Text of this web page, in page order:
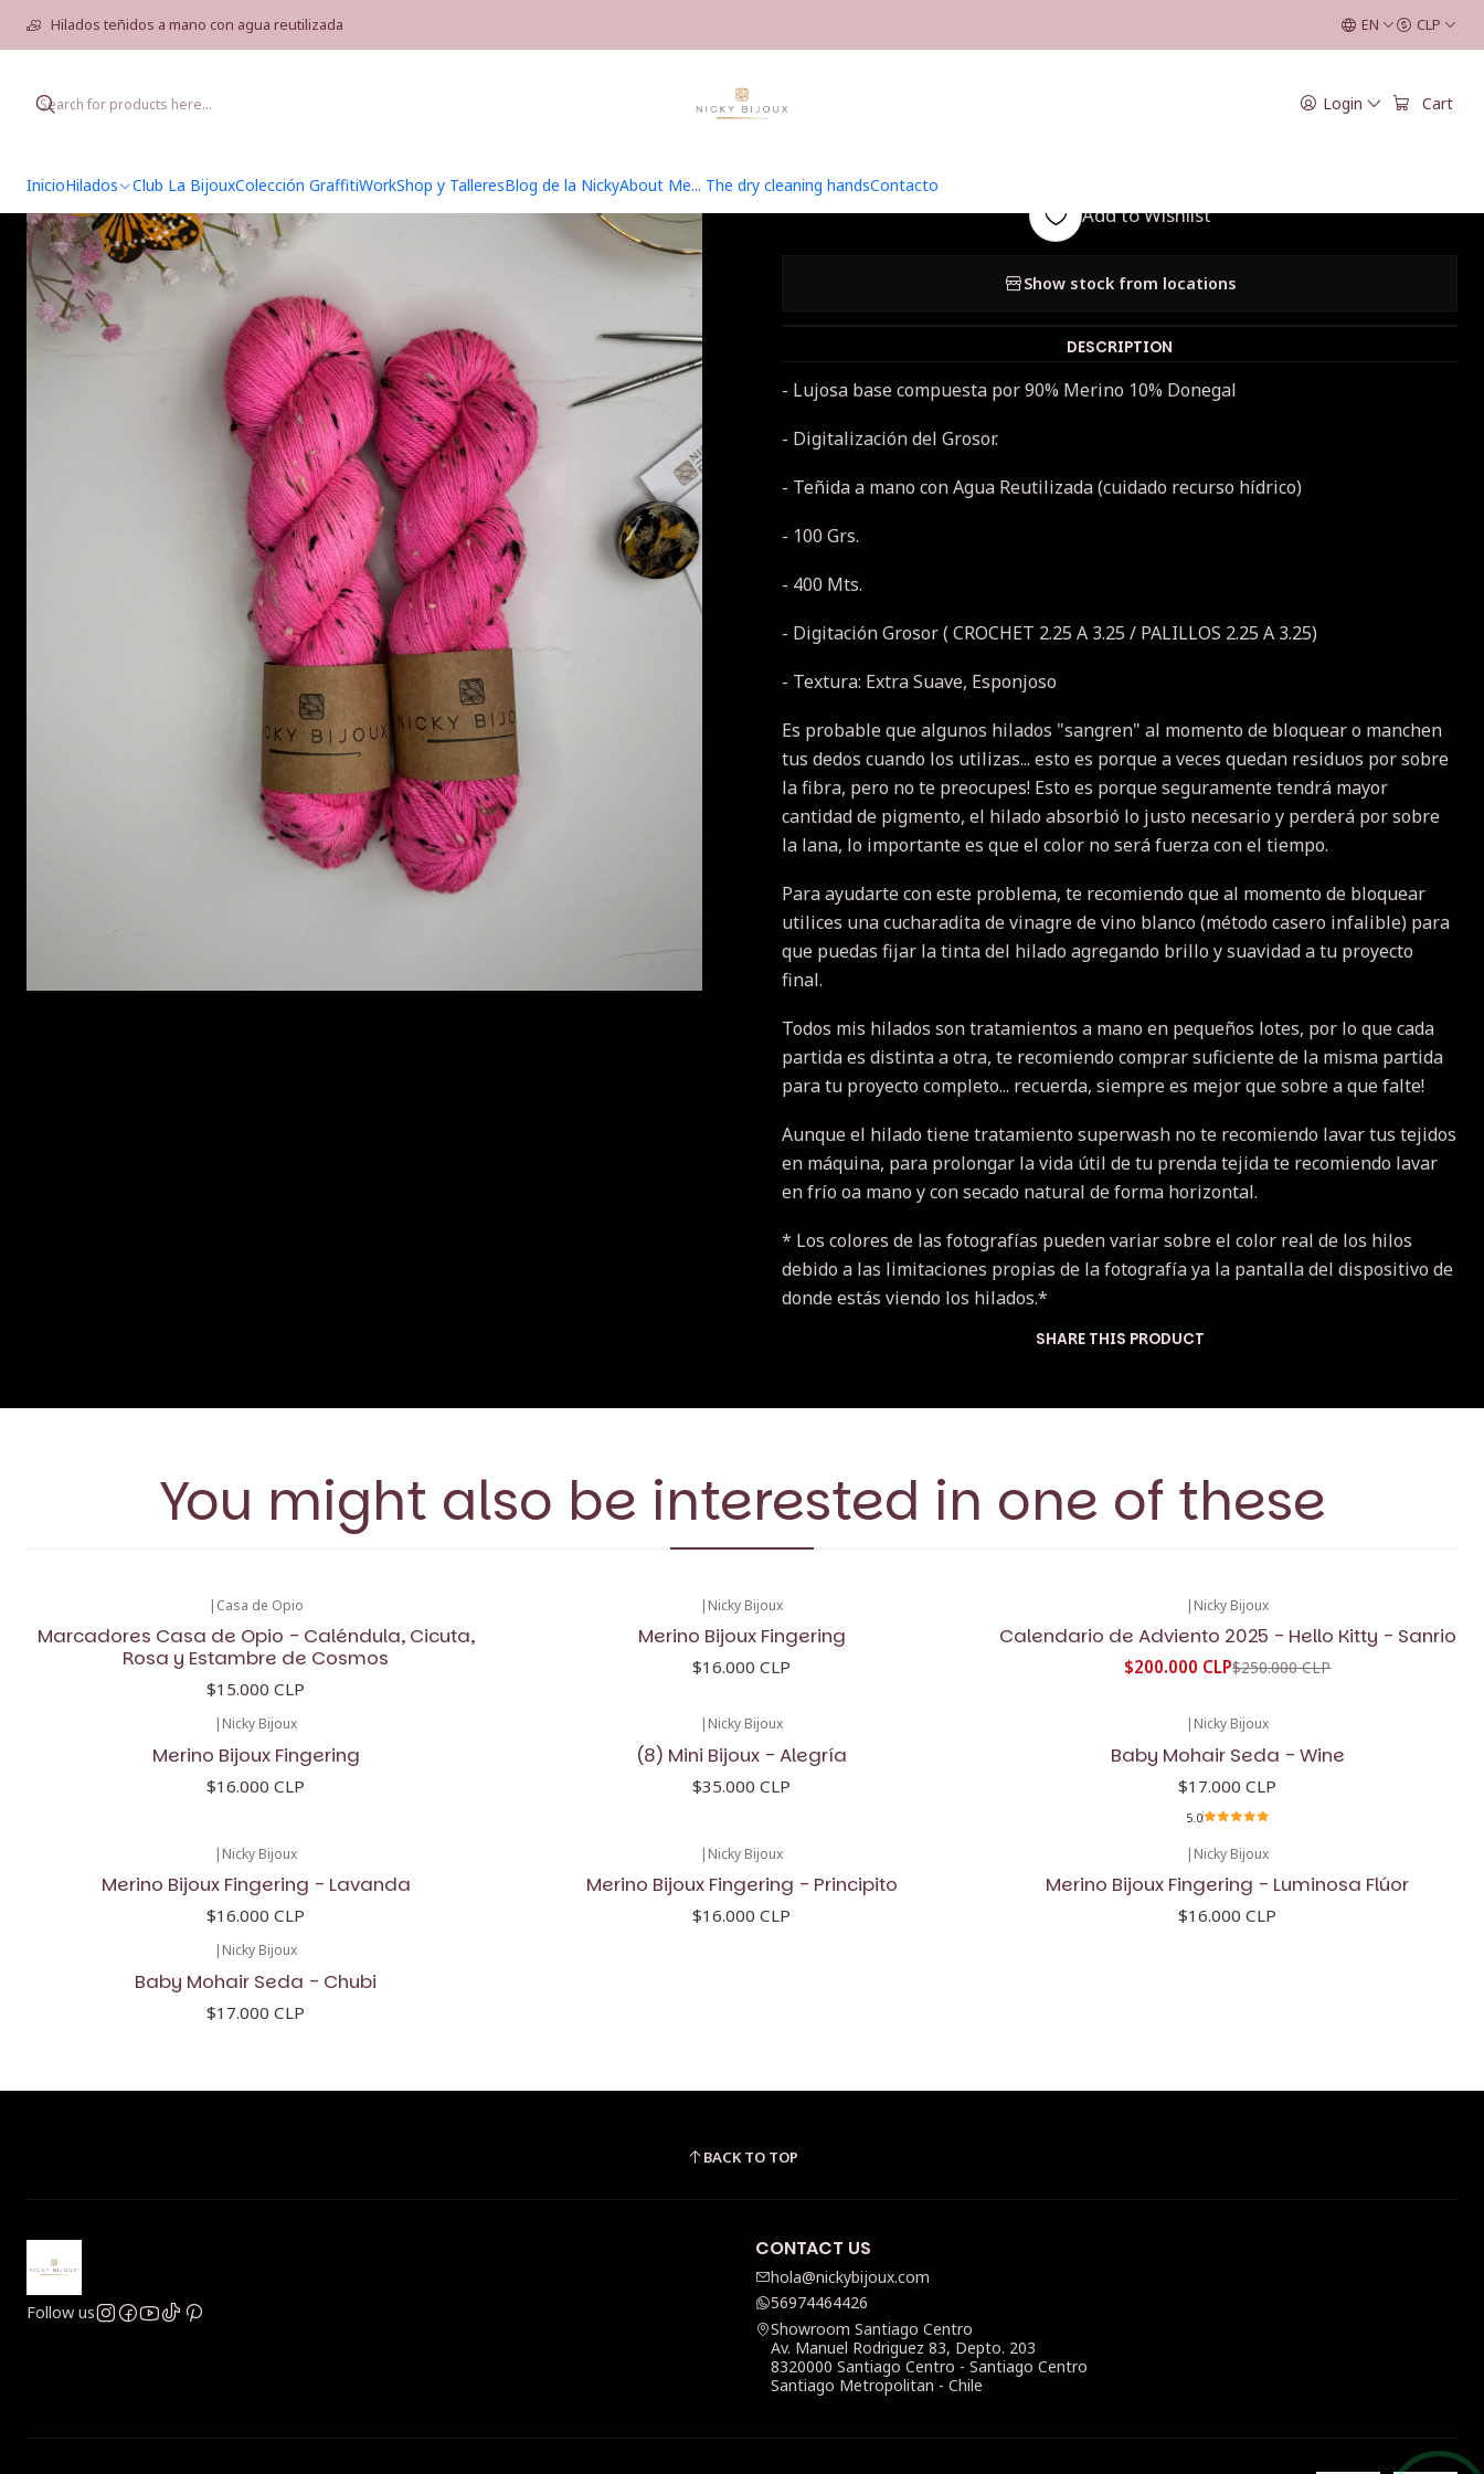
Login Cart
InicioHilados Club La BijouxColección GraffitiWorkShop y TalleresBlog de la NickyAbout Me... The dry cleaning handsContacto
Hilados teñidos a mano con agua reutilizada EN CLP
Merino Tweed Fingering
Add to Wishlist
Show stock from locations
DESCRIPTION
- Lujosa base compuesta por 90% Merino 10% Donegal
- Digitalización del Grosor.
- Teñida a mano con Agua Reutilizada (cuidado recurso hídrico)
- 100 Grs.
- 400 Mts.
- Digitación Grosor ( CROCHET 2.25 A 3.25 / PALILLOS 2.25 A 3.25)
- Textura: Extra Suave, Esponjoso
Es probable que algunos hilados "sangren" al momento de bloquear o manchen
tus dedos cuando los utilizas... esto es porque a veces quedan residuos por sobre
la fibra, pero no te preocupes! Esto es porque seguramente tendrá mayor
cantidad de pigmento, el hilado absorbió lo justo necesario y perderá por sobre
la lana, lo importante es que el color no será fuerza con el tiempo.
Para ayudarte con este problema, te recomiendo que al momento de bloquear
utilices una cucharadita de vinagre de vino blanco (método casero infalible) para
que puedas fijar la tinta del hilado agregando brillo y suavidad a tu proyecto
final.
Todos mis hilados son tratamientos a mano en pequeños lotes, por lo que cada
partida es distinta a otra, te recomiendo comprar suficiente de la misma partida
para tu proyecto completo... recuerda, siempre es mejor que sobre a que falte!
Aunque el hilado tiene tratamiento superwash no te recomiendo lavar tus tejidos
en máquina, para prolongar la vida útil de tu prenda tejida te recomiendo lavar
en frío oa mano y con secado natural de forma horizontal.
* Los colores de las fotografías pueden variar sobre el color real de los hilos
debido a las limitaciones propias de la fotografía ya la pantalla del dispositivo de
donde estás viendo los hilados.*
SHARE THIS PRODUCT
You might also be interested in one of these
| Casa de Opio
Marcadores Casa de Opio - Caléndula, Cicuta,
Rosa y Estambre de Cosmos
$15.000 CLP
| Nicky Bijoux
Merino Bijoux Fingering
$16.000 CLP
| Nicky Bijoux
Calendario de Adviento 2025 - Hello Kitty - Sanrio
$200.000 CLP$250.000 CLP
| Nicky Bijoux
Merino Bijoux Fingering
$16.000 CLP
| Nicky Bijoux
(8) Mini Bijoux - Alegría
$35.000 CLP
| Nicky Bijoux
Baby Mohair Seda - Wine
$17.000 CLP
5.0
| Nicky Bijoux
Merino Bijoux Fingering - Lavanda
$16.000 CLP
| Nicky Bijoux
Merino Bijoux Fingering - Principito
$16.000 CLP
| Nicky Bijoux
Merino Bijoux Fingering - Luminosa Flúor
$16.000 CLP
| Nicky Bijoux
Baby Mohair Seda - Chubi
$17.000 CLP
BACK TO TOP
Follow us
CONTACT US
hola@nickybijoux.com
56974464426
Showroom Santiago Centro
Av. Manuel Rodriguez 83, Depto. 203
8320000 Santiago Centro - Santiago Centro
Santiago Metropolitan - Chile